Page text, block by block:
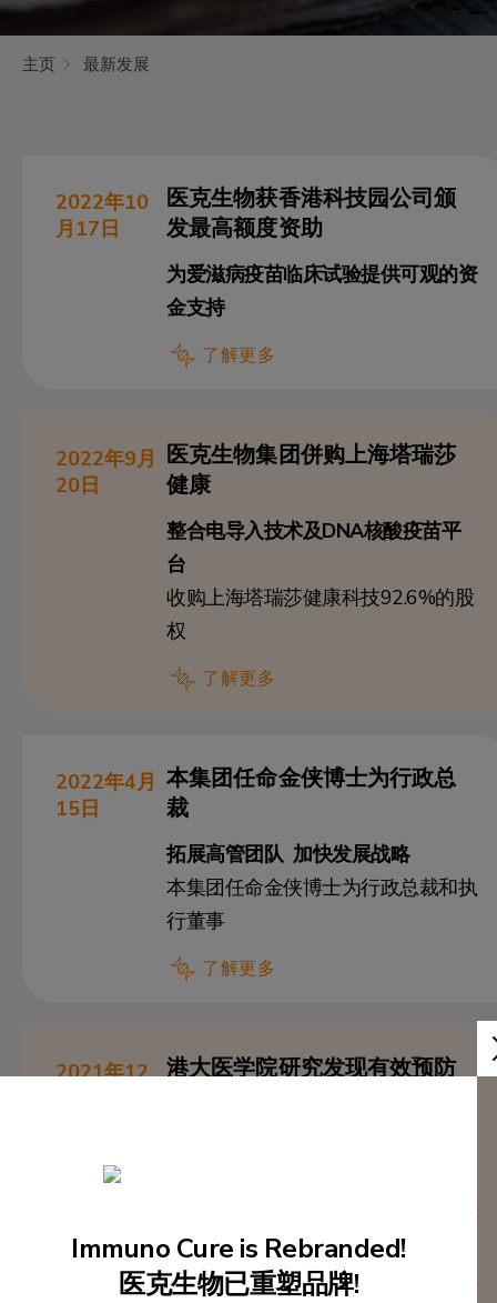
主页 最新发展
2022年10
月17日
医克生物获香港科技园公司颁
发最高额度资助
为爱滋病疫苗临床试验提供可观的资
金支持
了解更多
2022年9月
20日
医克生物集团併购上海塔瑞莎
健康
整合电导入技术及DNA核酸疫苗平
台
收购上海塔瑞莎健康科技92.6%的股
权
了解更多
2022年4月
15日
本集团任命金侠博士为行政总
裁
拓展高管团队 加快发展战略
本集团任命金侠博士为行政总裁和执
行董事
了解更多
2021年12
港大医学院研究发现有效预防
疫苗（LAIV-HK68-RBD）加强免疫
的方案，在两种动物模型中均能产生
Immuno Cure is Rebranded!
医克生物已重塑品牌!